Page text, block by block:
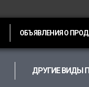
ОБЪЯВЛЕНИЯ О
ДРУГИЕ ВИДЫ